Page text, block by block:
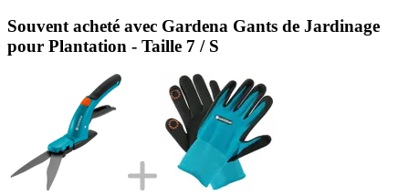
Souvent acheté avec Gardena Gants de Jardinage
pour Plantation - Taille 7 / S